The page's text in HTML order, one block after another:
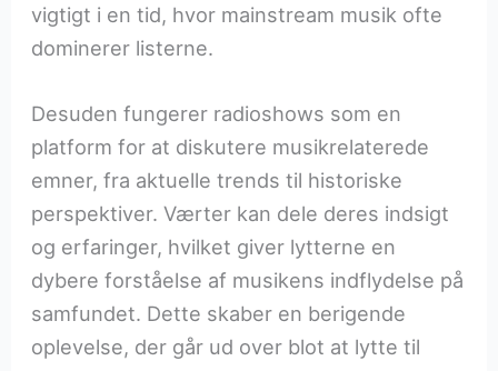
vigtigt i en tid, hvor mainstream musik ofte
dominerer listerne.
Desuden fungerer radioshows som en
platform for at diskutere musikrelaterede
emner, fra aktuelle trends til historiske
perspektiver. Værter kan dele deres indsigt
og erfaringer, hvilket giver lytterne en
dybere forståelse af musikens indflydelse på
samfundet. Dette skaber en berigende
oplevelse, der går ud over blot at lytte til